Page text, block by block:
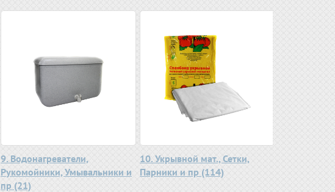
9. Водонагреватели,
Рукомойники, Умывальники и
пр (21)
10. Укрывной мат., Сетки,
Парники и пр (114)